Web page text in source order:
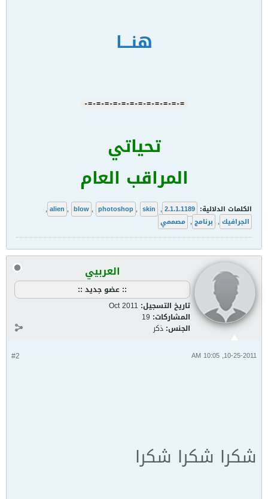
هنـــا
=-=-=-=-=-=-=-=-=-=-=-=-
تحياتي
المراقب العام
الكلمات الدلالية: 2.1.1.1189
,
alien , blow , photoshop , skin
,
الجرافيك , برنامج , مصممي
العربيي
:: عضو جديد ::
تاريخ التسجيل: Oct 2011
المشاركات: 19
الجنس: ذكر
#2 10-25-2011, 10:05 AM
شكرا شكرا شكرا